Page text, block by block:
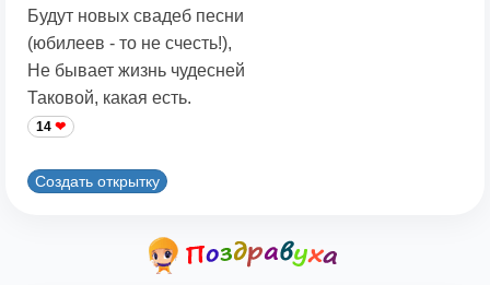
Будут новых свадеб песни
(юбилеев - то не счесть!),
Не бывает жизнь чудесней
Таковой, какая есть.
14
Создать открытку